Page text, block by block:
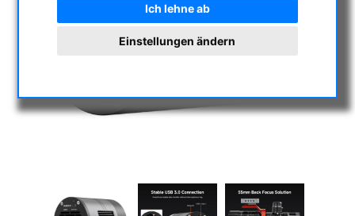
Ich lehne ab
Einstellungen ändern